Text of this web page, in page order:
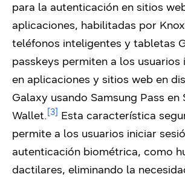
para la autenticación en sitios
aplicaciones, habilitadas por
teléfonos inteligentes y tabletas
passkeys permiten a los usuarios
en aplicaciones y sitios web en
Galaxy usando Samsung Pass en
Wallet. [3] Esta característica
permite a los usuarios iniciar
autenticación biométrica, como
dactilares, eliminando la